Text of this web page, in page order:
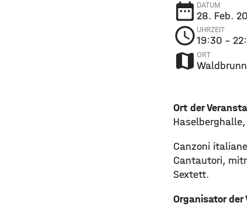
date_range DATUM
28. Feb.
schedule UHRZEIT
19:30 –
map ORT
Waldbrunn
Ort der
Canzoni
Cantautori,
Sextett.
Organisator